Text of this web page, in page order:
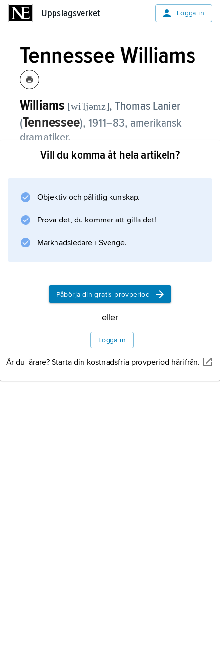
Uppslagsverket Logga in
Tennessee Williams
Williams [wiʹljəmz], Thomas Lanier
(Tennessee), 1911–83, amerikansk
dramatiker.
Sin första större framgång vann Williams med
och 1987, TV-film 1973), en ömsint historia
lever i en fantasivärld och inte förmår hjälpa
sin lätt handikappade dotter till ett drägligt liv.
Information om artikeln
Vill du komma åt hela artikeln?
Objektiv och pålitlig kunskap.
Prova det, du kommer att gilla det!
Marknadsledare i Sverige.
Påbörja din gratis provperiod
eller
Logga in
Är du lärare? Starta din kostnadsfria provperiod härifrån.